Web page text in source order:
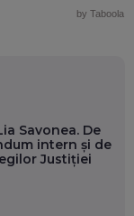
by Taboola
Savonea. De
intern și de
Justiției